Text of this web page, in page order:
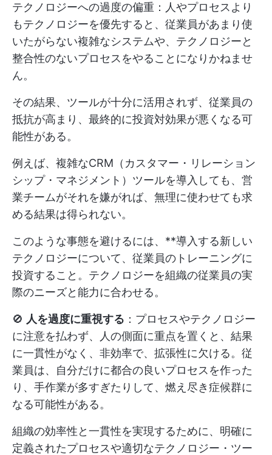
テクノロジーへの過度の偏重：人やプロセスより
もテクノロジーを優先すると、従業員があまり使
いたがらない複雑なシステムや、テクノロジーと
整合性のないプロセスをやることになりかねませ
ん。
その結果、ツールが十分に活用されず、従業員の
抵抗が高まり、最終的に投資対効果が悪くなる可
能性がある。
例えば、複雑なCRM（カスタマー・リレーション
シップ・マネジメント）ツールを導入しても、営
業チームがそれを嫌がれば、無理に使わせても求
める結果は得られない。
このような事態を避けるには、**導入する新しい
テクノロジーについて、従業員のトレーニングに
投資すること。テクノロジーを組織の従業員の実
際のニーズと能力に合わせる。
🚫 人を過度に重視する ：プロセスやテクノロジー
に注意を払わず、人の側面に重点を置くと、結果
に一貫性がなく、非効率で、拡張性に欠ける。従
業員は、自分だけに都合の良いプロセスを作った
り、手作業が多すぎたりして、燃え尽き症候群に
なる可能性がある。
組織の効率性と一貫性を実現するために、明確に
定義されたプロセスや適切なテクノロジー・ツー